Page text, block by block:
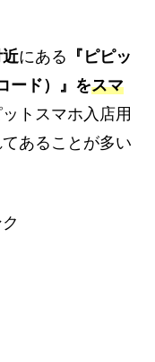
にある 『ピピッ
ード）』をスマ
ットスマホ入店用
あることが多い